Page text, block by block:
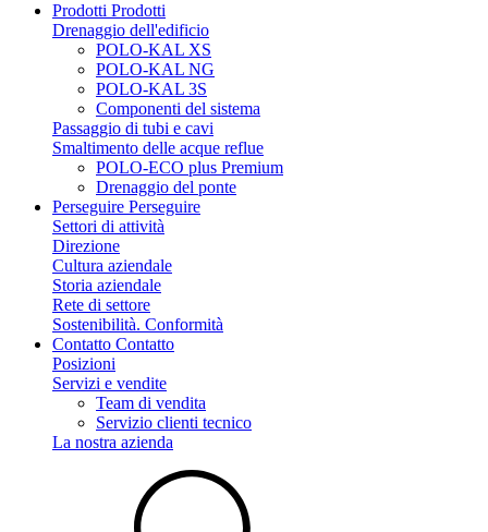
Prodotti Prodotti
Drenaggio dell'edificio
POLO-KAL XS
POLO-KAL NG
POLO-KAL 3S
Componenti del sistema
Passaggio di tubi e cavi
Smaltimento delle acque reflue
POLO-ECO plus Premium
Drenaggio del ponte
Perseguire Perseguire
Settori di attività
Direzione
Cultura aziendale
Storia aziendale
Rete di settore
Sostenibilità. Conformità
Contatto Contatto
Posizioni
Servizi e vendite
Team di vendita
Servizio clienti tecnico
La nostra azienda